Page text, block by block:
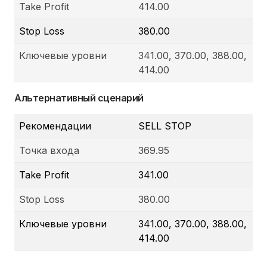
Take Profit 414.00
Stop Loss 380.00
Ключевые уровни
341.00, 370.00, 388.00,
414.00
Альтернативный сценарий
Рекомендации SELL STOP
Точка входа 369.95
Take Profit 341.00
Stop Loss 380.00
Ключевые уровни
341.00, 370.00, 388.00,
414.00